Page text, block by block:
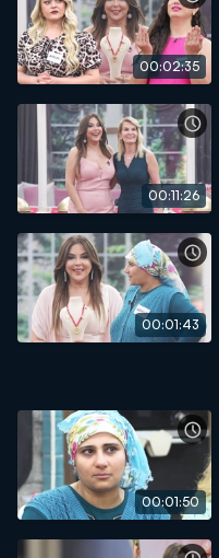
00:02:35
00:11:26
00:01:43
00:01:50